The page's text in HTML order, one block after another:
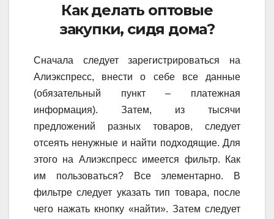
Как делать оптовые
закупки, сидя дома?
Сначала следует зарегистрироваться на
Алиэкспресс, внести о себе все данные
(обязательный пункт – платежная
информация). Затем, из тысячи
предложений разных товаров, следует
отсеять ненужные и найти подходящие. Для
этого на Алиэкспресс имеется фильтр. Как
им пользоваться? Все элементарно. В
фильтре следует указать тип товара, после
чего нажать кнопку «найти». Затем следует